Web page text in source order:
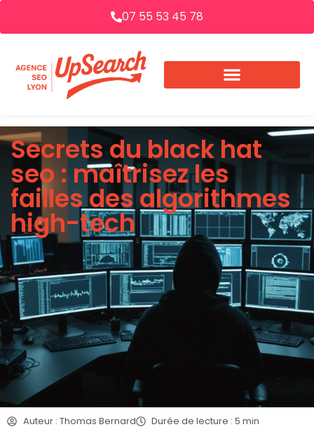
07 55 53 45 78
Secrets du black hat
seo : maîtrisez les
failles des algorithmes
high-tech
Auteur : Thomas Bernard Durée de lecture : 5 min